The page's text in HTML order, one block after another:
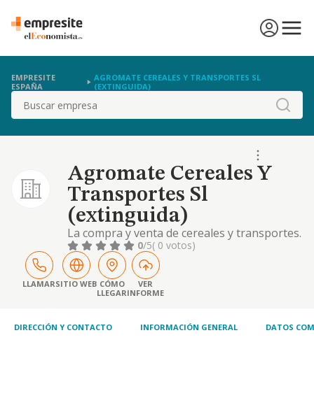
EMPRESITE
ESPAÑA
AGROMATE CEREALES Y TRANSPORTES SL
(EXTINGUIDA)
Buscar
Agromate Cereales Y
Transportes Sl
(extinguida)
La compra y venta de cereales y transportes.
0/5( 0 votos)
LLAMARSITIO WEB CÓMO
LLEGAR
VER
INFORME
DIRECCIÓN Y CONTACTO INFORMACIÓN GENERAL DATOS